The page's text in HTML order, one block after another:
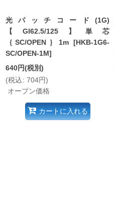
光パッチコード(1G)
【GI62.5/125】単芯
｛SC/OPEN｝1m [HKB-1G6-
SC/OPEN-1M]
640円(税別)
(税込: 704円)
オープン価格
カートに入れる